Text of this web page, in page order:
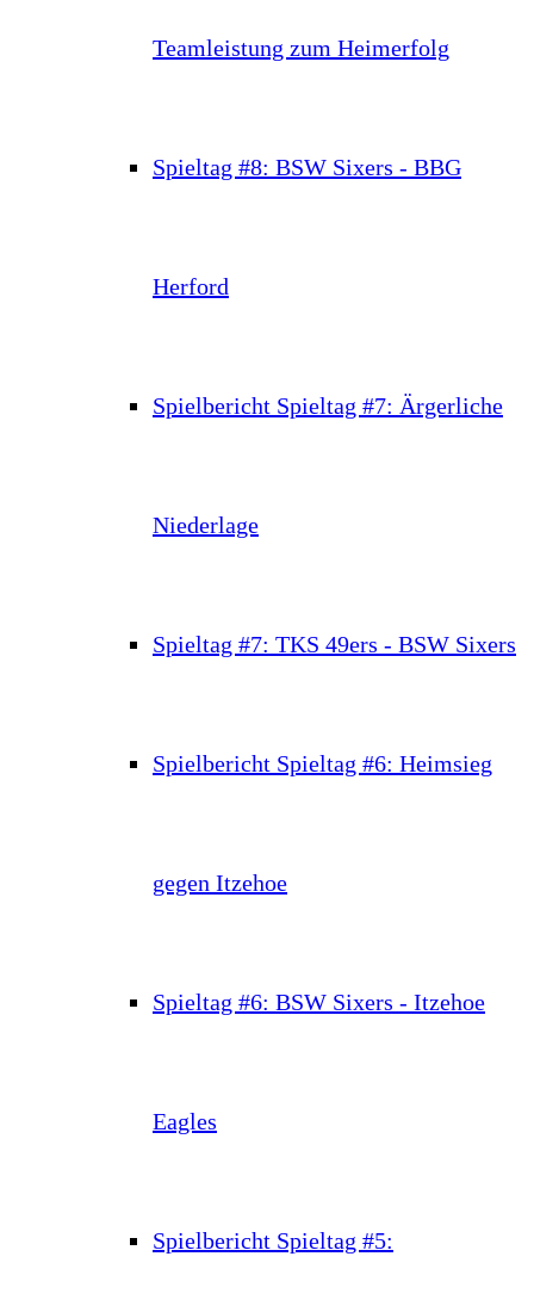
Teamleistung zum Heimerfolg
Spieltag #8: BSW Sixers - BBG
Herford
Spielbericht Spieltag #7: Ärgerliche
Niederlage
Spieltag #7: TKS 49ers - BSW Sixers
Spielbericht Spieltag #6: Heimsieg
gegen Itzehoe
Spieltag #6: BSW Sixers - Itzehoe
Eagles
Spielbericht Spieltag #5: